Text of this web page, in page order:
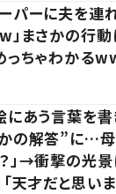
パーに夫を連
」まさかの行動
っちゃわかる
にあう言葉を
の解答”に…母
」→衝撃の光景
「天才だと思いま